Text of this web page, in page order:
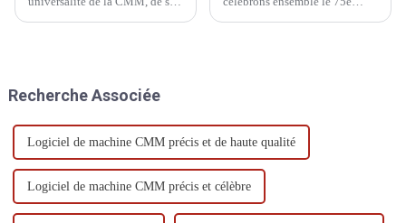
système de fabrication flexible,
grande...
Recherche Associée
Logiciel de machine CMM précis et de haute qualité
Logiciel de machine CMM précis et célèbre